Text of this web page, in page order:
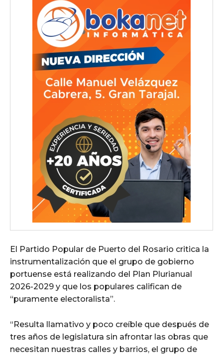
El Partido Popular de Puerto del Rosario critica la
instrumentalización que el grupo de gobierno
portuense está realizando del Plan Plurianual
2026-2029 y que los populares califican de
“puramente electoralista”.
“Resulta llamativo y poco creíble que después de
tres años de legislatura sin afrontar las obras que
necesitan nuestras calles y barrios, el grupo de